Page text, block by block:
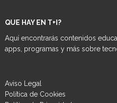
QUE HAY EN T+I?
Aquí encontrarás contenidos
apps, programas y más sobre
Aviso Legal
Política de Cookies